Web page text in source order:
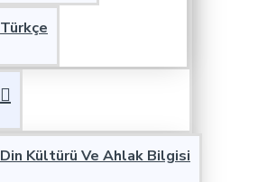
Türkçe
Din Kültürü Ve Ahlak Bilgisi